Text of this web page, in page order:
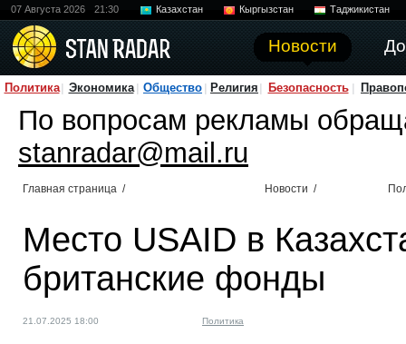
07 Августа 2026 21:30 Казахстан Кыргызстан Таджикистан
Новости
Политика Экономика Общество Религия Безопасность
По вопросам рекламы
stanradar@mail.ru
Главная страница / Новости /
Место USAID в
британские фонды
21.07.2025 18:00 Политика